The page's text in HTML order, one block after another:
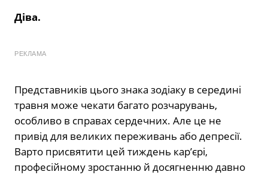
Діва.
РЕКЛАМА
Представників цього знака зодіаку в середині
травня може чекати багато розчарувань,
особливо в справах сердечних. Але це не
привід для великих переживань або депресії.
Варто присвятити цей тиждень кар’єрі,
професійному зростанню й досягненню давно